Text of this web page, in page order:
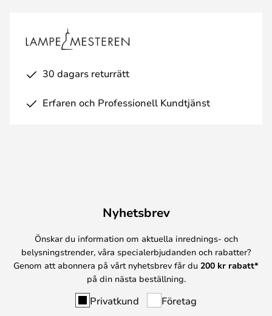
30 dagars returrätt
Erfaren och Professionell Kundtjänst
Nyhetsbrev
Önskar du information om aktuella inrednings- och
belysningstrender, våra specialerbjudanden och rabatter?
Genom att abonnera på vårt nyhetsbrev får du 200 kr rabatt*
på din nästa beställning.
Privatkund Företag